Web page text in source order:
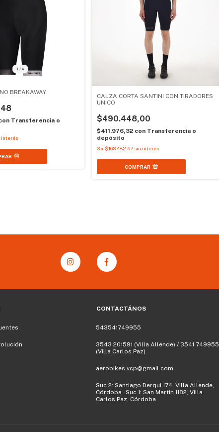
BREAKAWAY
Transferencia o
interés
CALZA CORTA SANTINI CON TIRADORES
UNICO
$490.448,00
$411.976,32 con Transferencia o
depósito
3x $163.482,67 sin interés
COMPRAR
CONTACTÁNOS
543541749955
3543 201591‬ (Villa Allende) / 3541 749955
(Villa Carlos Paz)
aerobikes.vcp@gmail.com
Suc 2: Santiago Derqui 174, Villa Allende,
Córdoba - Suc 1: San Martin 1182, Villa
Carlos Paz, Córdoba